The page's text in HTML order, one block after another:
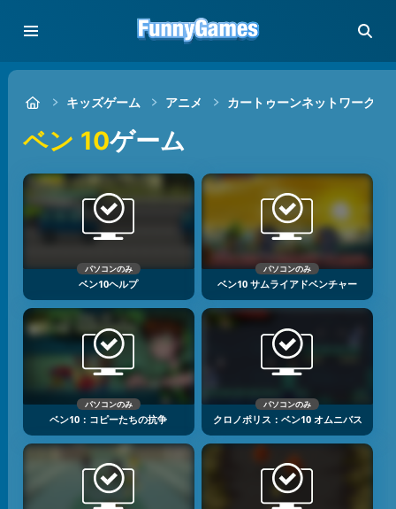
キッズゲーム アニメ カートゥーンネットワーク
ベン 10ゲーム
パソコンのみ
ベン10ヘルプ
パソコンのみ
ベン10 サムライアドベンチャー
パソコンのみ
ベン10：コピーたちの抗争
パソコンのみ
クロノポリス：ベン10 オムニバス